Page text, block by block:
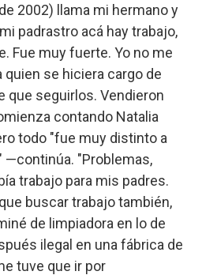
2002) llama mi hermano y
padrastro acá hay trabajo,
Fue muy fuerte. Yo no me
quien se hiciera cargo de
que seguirlos. Vendieron
contando Natalia
todo "fue muy distinto a
—continúa. "Problemas,
trabajo para mis padres.
buscar trabajo también,
de limpiadora en lo de
ilegal en una fábrica de
tuve que ir por